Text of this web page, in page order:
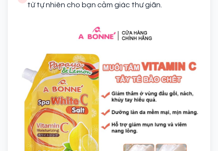
từ tự nhiên cho bạn cảm giác thư giãn.